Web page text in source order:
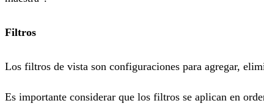
Filtros
Los filtros de vista son configuraciones para agregar,
Es importante considerar que los filtros se aplican en